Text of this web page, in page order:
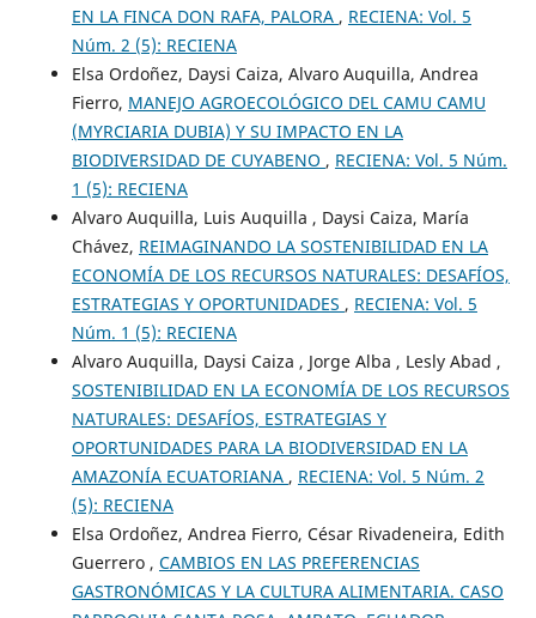
EN LA FINCA DON RAFA, PALORA , RECIENA: Vol. 5
Núm. 2 (5): RECIENA
Elsa Ordoñez, Daysi Caiza, Alvaro Auquilla, Andrea
Fierro, MANEJO AGROECOLÓGICO DEL CAMU CAMU
(MYRCIARIA DUBIA) Y SU IMPACTO EN LA
BIODIVERSIDAD DE CUYABENO , RECIENA: Vol. 5 Núm.
1 (5): RECIENA
Alvaro Auquilla, Luis Auquilla , Daysi Caiza, María
Chávez, REIMAGINANDO LA SOSTENIBILIDAD EN LA
ECONOMÍA DE LOS RECURSOS NATURALES: DESAFÍOS,
ESTRATEGIAS Y OPORTUNIDADES , RECIENA: Vol. 5
Núm. 1 (5): RECIENA
Alvaro Auquilla, Daysi Caiza , Jorge Alba , Lesly Abad ,
SOSTENIBILIDAD EN LA ECONOMÍA DE LOS RECURSOS
NATURALES: DESAFÍOS, ESTRATEGIAS Y
OPORTUNIDADES PARA LA BIODIVERSIDAD EN LA
AMAZONÍA ECUATORIANA , RECIENA: Vol. 5 Núm. 2
(5): RECIENA
Elsa Ordoñez, Andrea Fierro, César Rivadeneira, Edith
Guerrero , CAMBIOS EN LAS PREFERENCIAS
GASTRONÓMICAS Y LA CULTURA ALIMENTARIA. CASO